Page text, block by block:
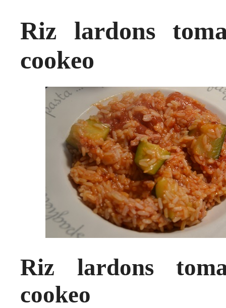
Riz lardons
cookeo
Riz lardons
cookeo